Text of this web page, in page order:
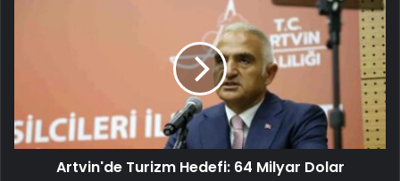
Artvin'de Turizm Hedefi: 64 Milyar Dolar